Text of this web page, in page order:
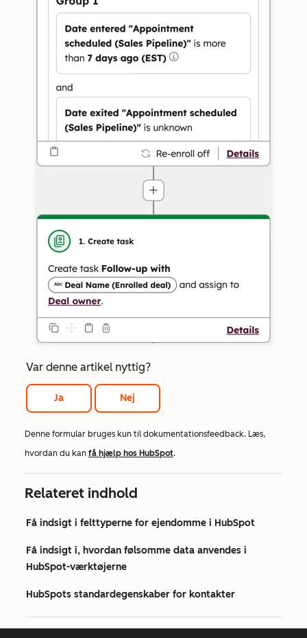
Var denne artikel nyttig?
Ja Nej
Denne formular bruges kun til dokumentationsfeedback. Læs,
hvordan du kan få hjælp hos HubSpot.
Relateret indhold
Få indsigt i felttyperne for ejendomme i HubSpot
Få indsigt i, hvordan følsomme data anvendes i
HubSpot-værktøjerne
HubSpots standardegenskaber for kontakter